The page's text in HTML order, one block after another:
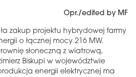
Opr./edited by MF
zakup projektu hybrydowej farmy
o łącznej mocy 216 MW.
słoneczną z wiatrową,
Biskupi w województwie
energii elektrycznej ma